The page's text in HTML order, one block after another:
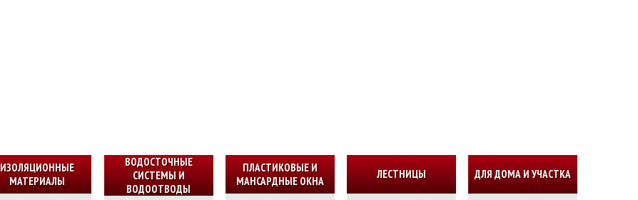
ИЗОЛЯЦИОННЫЕ
МАТЕРИАЛЫ
ВОДОСТОЧНЫЕ
СИСТЕМЫ И
ВОДООТВОДЫ
ПЛАСТИКОВЫЕ И
МАНСАРДНЫЕ ОКНА
ЛЕСТНИЦЫ ДЛЯ ДОМА И УЧАСТКА